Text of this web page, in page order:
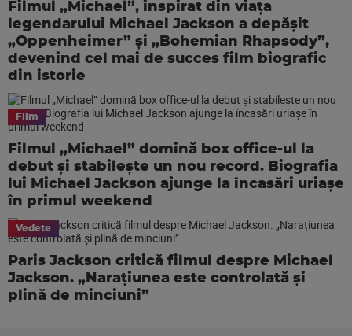
Filmul „Michael”, inspirat din viața
legendarului Michael Jackson a depășit
„Oppenheimer” și „Bohemian Rhapsody”,
devenind cel mai de succes film biografic
din istorie
Film
Filmul „Michael” domină box office-ul la
debut și stabilește un nou record. Biografia
lui Michael Jackson ajunge la încasări uriașe
în primul weekend
Vedete
Paris Jackson critică filmul despre Michael
Jackson. „Narațiunea este controlată și
plină de minciuni”